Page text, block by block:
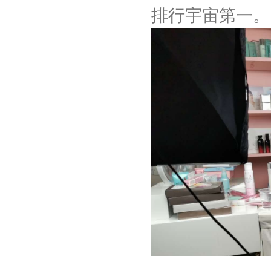
排行宇宙第一。